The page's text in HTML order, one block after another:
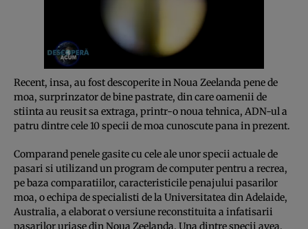
Recent, insa, au fost descoperite in Noua Zeelanda pene de
moa, surprinzator de bine pastrate, din care oamenii de
stiinta au reusit sa extraga, printr-o noua tehnica, ADN-ul a
patru dintre cele 10 specii de moa cunoscute pana in prezent.
Comparand penele gasite cu cele ale unor specii actuale de
pasari si utilizand un program de computer pentru a recrea,
pe baza comparatiilor, caracteristicile penajului pasarilor
moa, o echipa de specialisti de la Universitatea din Adelaide,
Australia, a elaborat o versiune reconstituita a infatisarii
pasarilor uriase din Noua Zeelanda. Una dintre specii avea,